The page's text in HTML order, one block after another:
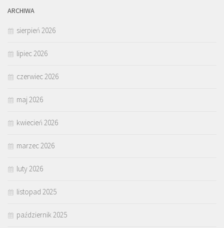
ARCHIWA
sierpień 2026
lipiec 2026
czerwiec 2026
maj 2026
kwiecień 2026
marzec 2026
luty 2026
listopad 2025
październik 2025